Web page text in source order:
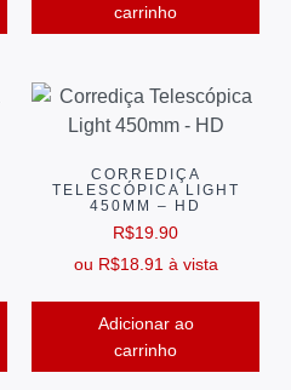
carrinho
CORREDIÇA
TELESCÓPICA LIGHT
450MM – HD
R$19.90
ou R$18.91 à vista
Adicionar ao
carrinho